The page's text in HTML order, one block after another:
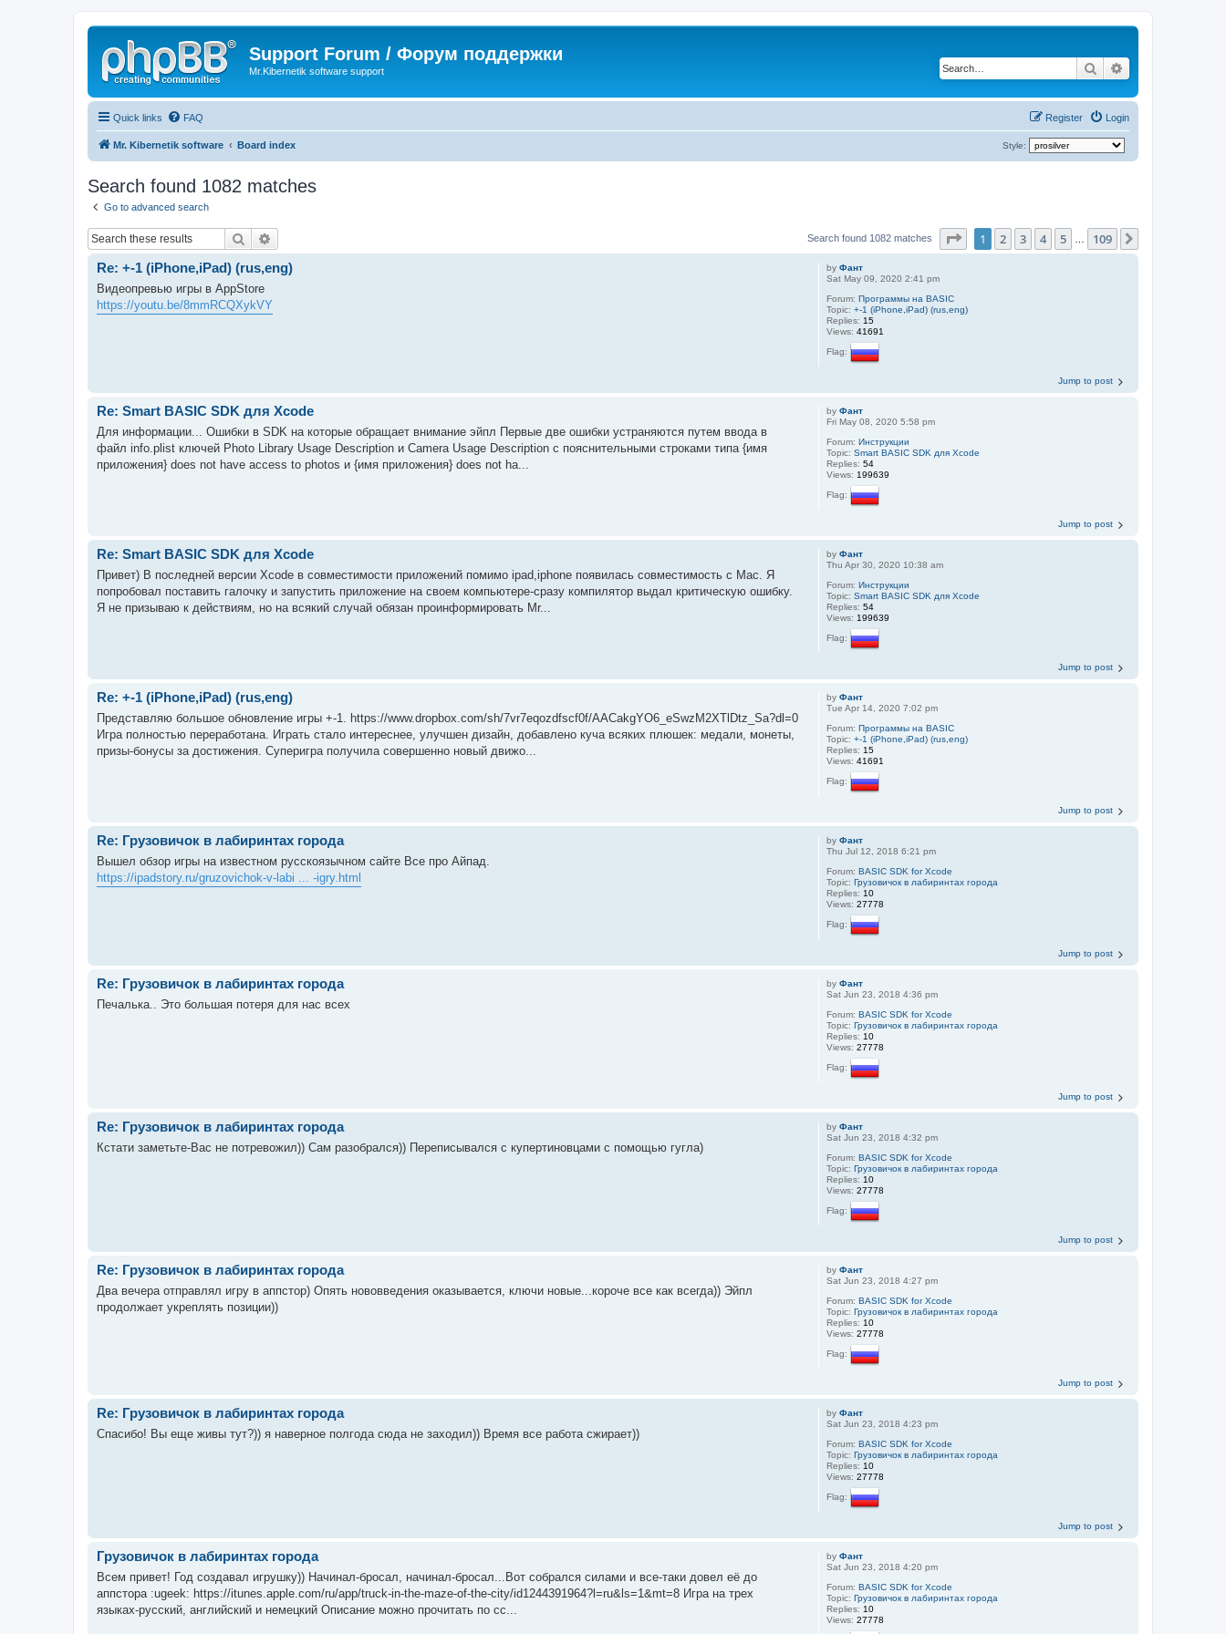
Support Forum / Форум поддержки
Mr.Kibernetik software support Search
Quick links FAQ Login
Register
Mr. Kibernetik software Board index Style:
Search found 1082 matches
Go to advanced search
Search Search found 1082 matches Page of 109
1 2 3 4 5 109
byФант
Sat May 09, 2020 2:41 pm
Forum:Программы на BASIC
Topic:+-1 (iPhone,iPad) (rus,eng)
Replies: 15
Views:41691
Flag:
Re: +-1 (iPhone,iPad) (rus,eng)
Видеопревью игры в AppStore
https://youtu.be/8mmRCQXykVY
Jump to post
byФант
Fri May 08, 2020 5:58 pm
Forum:Инструкции
Topic:Smart BASIC SDK для Xcode
Replies:54
Views: 199639
Flag:
Re: Smart BASIC SDK для Xcode
Для информации... Ошибки в SDK на которые обращает внимание эйпл Первые две ошибки устраняются путем ввода в
файл info.plist ключей Photo Library Usage Description и Camera Usage Description с пояснительными строками типа {имя
приложения} does not have access to photos и {имя приложения} does not ha...
Jump to post
byФант
Thu Apr 30, 2020 10:38 am
Forum:Инструкции
Topic:Smart BASIC SDK для Xcode
Replies:54
Views: 199639
Flag:
Re: Smart BASIC SDK для Xcode
Привет) В последней версии Xcode в совместимости приложений помимо ipad,iphone появилась совместимость с Mac. Я
попробовал поставить галочку и запустить приложение на своем компьютере-сразу компилятор выдал критическую ошибку.
Я не призываю к действиям, но на всякий случай обязан проинформировать Mr...
Jump to post
byФант
Tue Apr 14, 2020 7:02 pm
Forum:Программы на BASIC
Topic:+-1 (iPhone,iPad) (rus,eng)
Replies: 15
Views:41691
Flag:
Re: +-1 (iPhone,iPad) (rus,eng)
Представляю большое обновление игры +-1. https://www.dropbox.com/sh/7vr7eqozdfscf0f/AACakgYO6_eSwzM2XTlDtz_Sa?dl=0
Игра полностью переработана. Играть стало интереснее, улучшен дизайн, добавлено куча всяких плюшек: медали, монеты,
призы-бонусы за достижения. Суперигра получила совершенно новый движо...
Jump to post
byФант
Thu Jul 12, 2018 6:21 pm
Forum:BASIC SDK for Xcode
Topic:Грузовичок в лабиринтах города
Replies: 10
Views:27778
Flag:
Re: Грузовичок в лабиринтах города
Вышел обзор игры на известном русскоязычном сайте Все про Айпад.
https://ipadstory.ru/gruzovichok-v-labi ... -igry.html
Jump to post
byФант
Sat Jun 23, 2018 4:36 pm
Forum:BASIC SDK for Xcode
Topic:Грузовичок в лабиринтах города
Replies: 10
Views:27778
Flag:
Re: Грузовичок в лабиринтах города
Печалька.. Это большая потеря для нас всех
Jump to post
byФант
Sat Jun 23, 2018 4:32 pm
Forum:BASIC SDK for Xcode
Topic:Грузовичок в лабиринтах города
Replies: 10
Views:27778
Flag:
Re: Грузовичок в лабиринтах города
Кстати заметьте-Вас не потревожил)) Сам разобрался)) Переписывался с купертиновцами с помощью гугла)
Jump to post
byФант
Sat Jun 23, 2018 4:27 pm
Forum:BASIC SDK for Xcode
Topic:Грузовичок в лабиринтах города
Replies: 10
Views:27778
Flag:
Re: Грузовичок в лабиринтах города
Два вечера отправлял игру в аппстор) Опять нововведения оказывается, ключи новые...короче все как всегда)) Эйпл
продолжает укреплять позиции))
Jump to post
byФант
Sat Jun 23, 2018 4:23 pm
Forum:BASIC SDK for Xcode
Topic:Грузовичок в лабиринтах города
Replies: 10
Views:27778
Flag:
Re: Грузовичок в лабиринтах города
Спасибо! Вы еще живы тут?)) я наверное полгода сюда не заходил)) Время все работа сжирает))
Jump to post
byФант
Sat Jun 23, 2018 4:20 pm
Forum:BASIC SDK for Xcode
Topic:Грузовичок в лабиринтах города
Replies: 10
Views:27778
Грузовичок в лабиринтах города
Всем привет! Год создавал игрушку)) Начинал-бросал, начинал-бросал...Вот собрался силами и все-таки довел её до
аппстора :ugeek: https://itunes.apple.com/ru/app/truck-in-the-maze-of-the-city/id1244391964?l=ru&ls=1&mt=8 Игра на трех
языках-русский, английский и немецкий Описание можно прочитать по сс...